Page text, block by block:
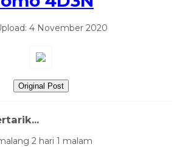
4 November 2020
Original Post